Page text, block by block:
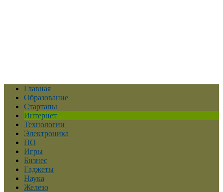
Главная
Образование
Стартапы
Интернет
Технологии
Электроника
ПО
Игры
Бизнес
Гаджеты
Наука
Железо